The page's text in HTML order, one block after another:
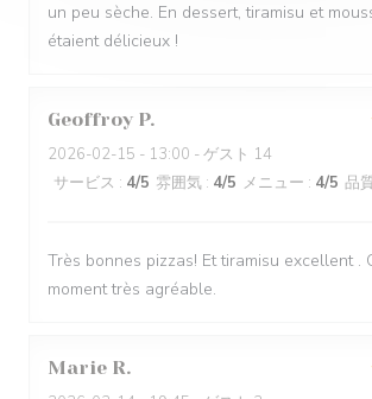
un peu sèche. En dessert, tiramisu et
étaient délicieux !
Geoffroy P
2026-02-15 - 13:00 - ゲスト 14
サービス : 4/5 雰囲気 : 4/5 メニュー : 4/5 品
Très bonnes pizzas! Et tiramisu excellent .
moment très agréable.
Marie R